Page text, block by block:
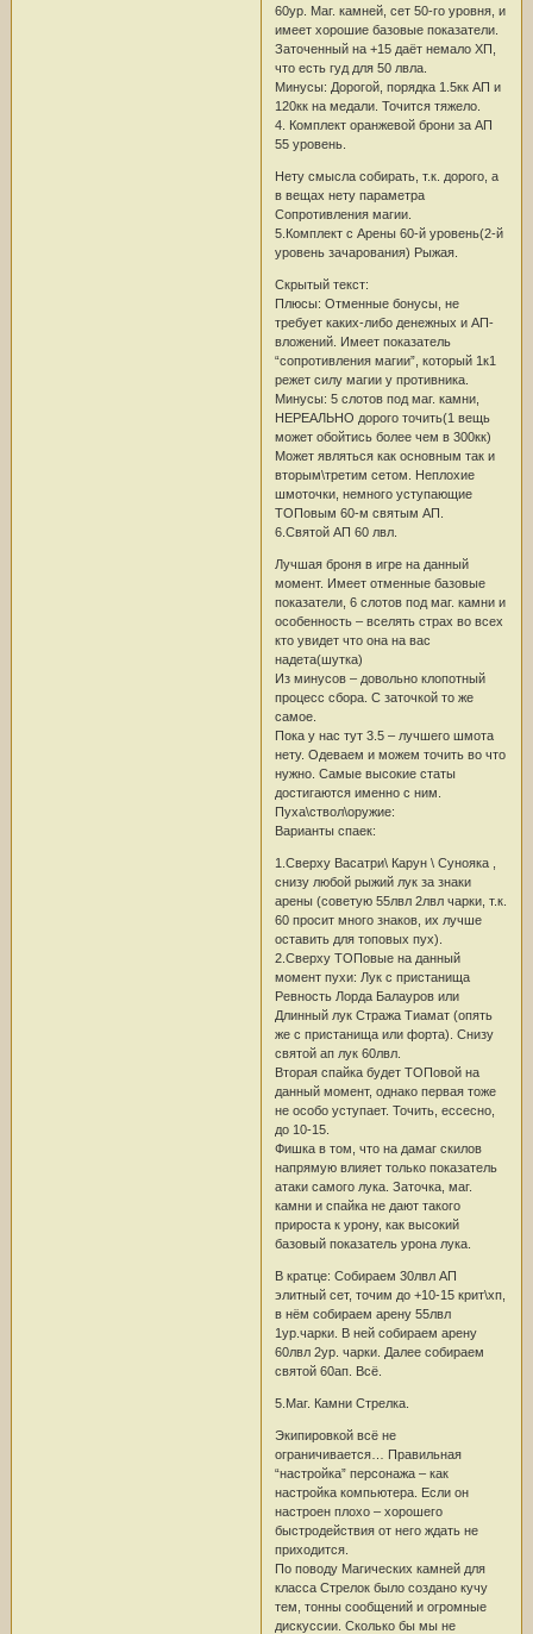
60ур. Маг. камней, сет 50-го уровня, и
имеет хорошие базовые показатели.
Заточенный на +15 даёт немало ХП,
что есть гуд для 50 лвла.
Минусы: Дорогой, порядка 1.5кк АП и
120кк на медали. Точится тяжело.
4. Комплект оранжевой брони за АП
55 уровень.
Нету смысла собирать, т.к. дорого, а
в вещах нету параметра
Сопротивления магии.
5.Комплект с Арены 60-й уровень(2-й
уровень зачарования) Рыжая.
Скрытый текст:
Плюсы: Отменные бонусы, не
требует каких-либо денежных и АП-
вложений. Имеет показатель
“сопротивления магии”, который 1к1
режет силу магии у противника.
Минусы: 5 слотов под маг. камни,
НЕРЕАЛЬНО дорого точить(1 вещь
может обойтись более чем в 300кк)
Может являться как основным так и
вторым\третим сетом. Неплохие
шмоточки, немного уступающие
ТОПовым 60-м святым АП.
6.Святой АП 60 лвл.
Лучшая броня в игре на данный
момент. Имеет отменные базовые
показатели, 6 слотов под маг. камни и
особенность – вселять страх во всех
кто увидет что она на вас
надета(шутка)
Из минусов – довольно клопотный
процесс сбора. С заточкой то же
самое.
Пока у нас тут 3.5 – лучшего шмота
нету. Одеваем и можем точить во что
нужно. Самые высокие статы
достигаются именно с ним.
Пуха\ствол\оружие:
Варианты спаек:
1.Сверху Васатри\ Карун \ Сунояка ,
снизу любой рыжий лук за знаки
арены (советую 55лвл 2лвл чарки, т.к.
60 просит много знаков, их лучше
оставить для топовых пух).
2.Сверху ТОПовые на данный
момент пухи: Лук с пристанища
Ревность Лорда Балауров или
Длинный лук Стража Тиамат (опять
же с пристанища или форта). Снизу
святой ап лук 60лвл.
Вторая спайка будет ТОПовой на
данный момент, однако первая тоже
не особо уступает. Точить, ессесно,
до 10-15.
Фишка в том, что на дамаг скилов
напрямую влияет только показатель
атаки самого лука. Заточка, маг.
камни и спайка не дают такого
прироста к урону, как высокий
базовый показатель урона лука.
В кратце: Собираем 30лвл АП
элитный сет, точим до +10-15 крит\хп,
в нём собираем арену 55лвл
1ур.чарки. В ней собираем арену
60лвл 2ур. чарки. Далее собираем
святой 60ап. Всё.
5.Маг. Камни Стрелка.
Экипировкой всё не
ограничивается… Правильная
“настройка” персонажа – как
настройка компьютера. Если он
настроен плохо – хорошего
быстродействия от него ждать не
приходится.
По поводу Магических камней для
класса Стрелок было создано кучу
тем, тонны сообщений и огромные
дискуссии. Сколько бы мы не